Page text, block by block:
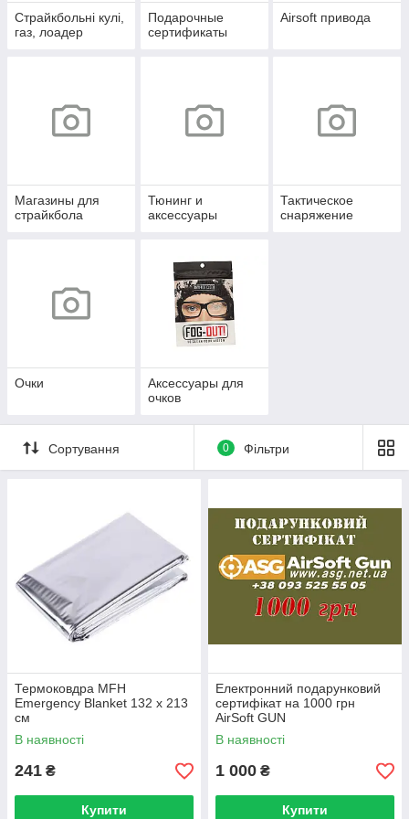
Страйкбольні кулі,
газ, лоадер
Подарочные
сертификаты
Airsoft привода
Магазины для
страйкбола
Тюнинг и
аксессуары
Тактическое
снаряжение
Очки
Аксессуары для
очков
Сортування 0 Фільтри
Термоковдра MFH
Emergency Blanket 132 x 213
см
В наявності
241 ₴
Купити
Електронний подарунковий
сертифікат на 1000 грн
AirSoft GUN
В наявності
1 000 ₴
Купити